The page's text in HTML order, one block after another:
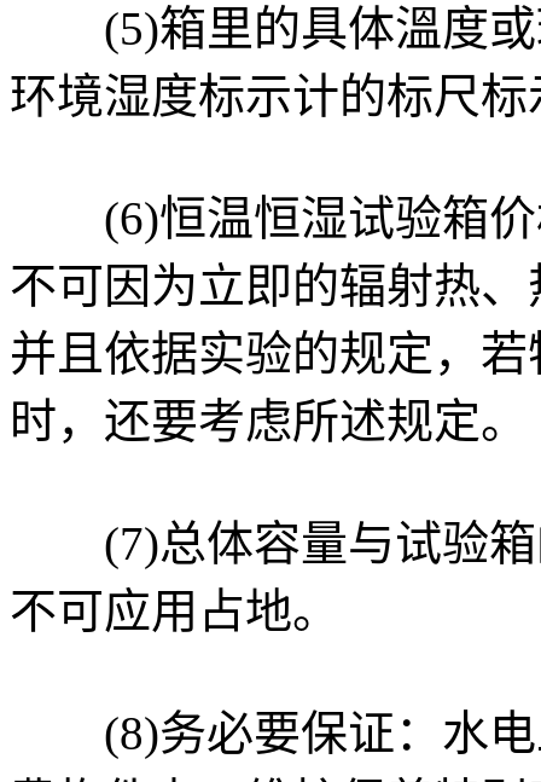
(5)箱里的具体溫度或
环境湿度标示计的标尺
(6)恒温恒湿试验箱价
不可因为立即的辐射热
并且依据实验的规定，
时，还要考虑所述规定。
(7)总体容量与试验箱
不可应用占地。
(8)务必要保证：水电